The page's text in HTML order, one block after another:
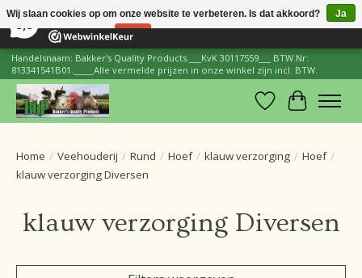
206 Reviews ×
Handelsnaam: Bakker's Quality Products.___KvK 30117559___ BTW.Nr:
813341541B01._____Alle vermelde prijzen in onze winkel zijn incl. BTW.
Verlanglijst
Home / Veehouderij / Rund / Hoef / klauw verzorging / Hoef /
klauw verzorging Diversen
klauw verzorging Diversen
Wij slaan cookies op om onze website te verbeteren. Is dat akkoord?
Ja
Nee